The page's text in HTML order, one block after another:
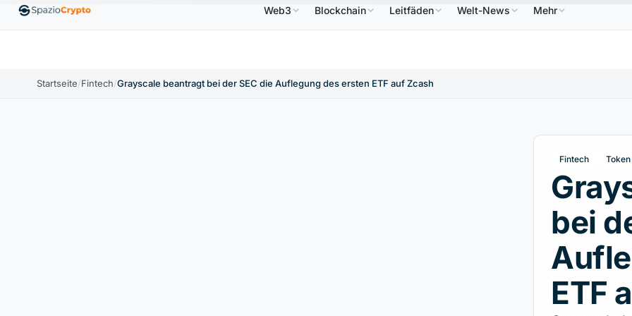
EthereumETH1.880,58 $ ↑0.00% BNBBNB 586,64 $ ↑2.10% USDCUSDC0,9995 $↑0.00% XRP 1,09 $ ↑2.30%
Web3 Blockchain Leitfäden Welt-News Mehr
Startseite/Fintech/Grayscale beantragt bei der SEC die Auflegung des ersten ETF auf Zcash
Fintech Token
bei
ETF